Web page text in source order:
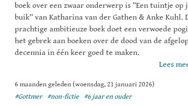
boek over een zwaar onderwerp is ”Een tuintje op
buik” van Katharina van der Gathen & Anke Kuhl.
prachtige ambitieuze boek doet een verwoede
het gebrek aan boeken over de dood van de
decennia in één keer goed te maken.
Lees
6 maanden geleden (woensdag, 21 januari 2026)
#Gottmer
#non-fictie #6 jaar en ouder